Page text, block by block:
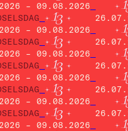
– 09.08.2026
– 09.08.2026
– 09.08.2026
– 09.08.2026
– 09.08.2026
– 09.08.2026